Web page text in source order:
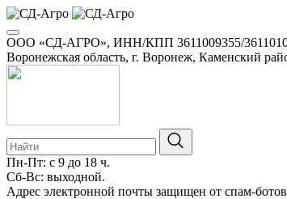
ООО «СД-АГРО», ИНН/КПП 3611009355/
Воронежская область, г. Воронеж, Каменский
Пн-Пт: с 9 до 18 ч.
Сб-Вс: выходной.
8-800-100-34-01